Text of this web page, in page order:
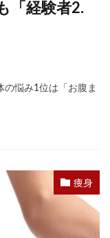
「経験者2.
悩み1位は「お腹ま
痩身